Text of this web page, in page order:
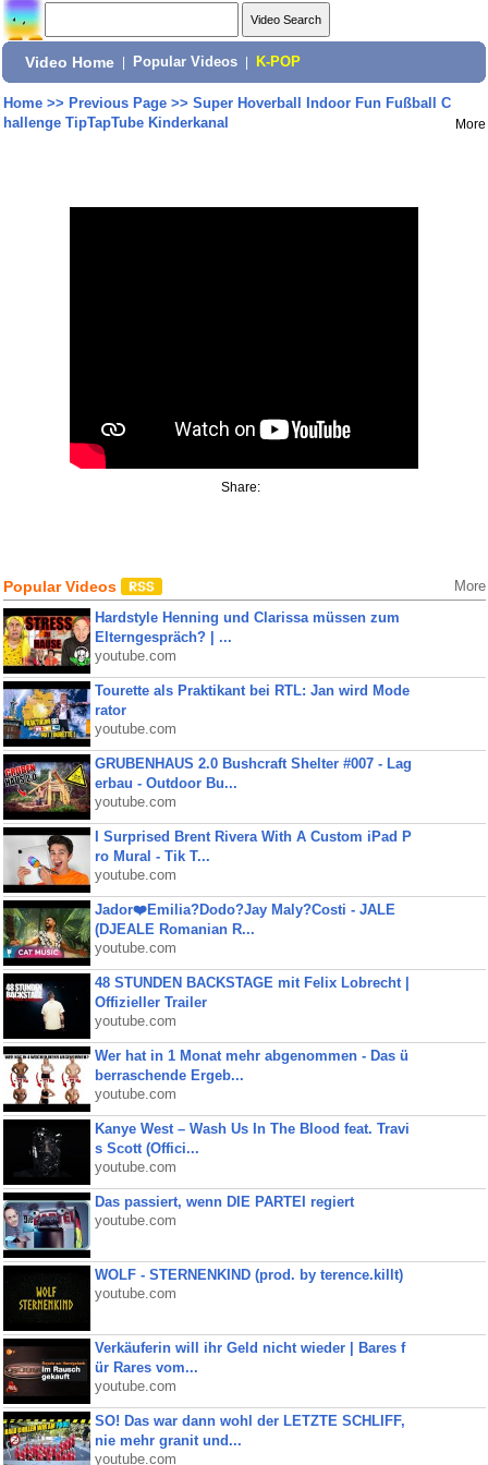
Video Home Popular Videos K-POP
Home>> Previous Page>> Super Hoverball Indoor Fun Fußball C
hallenge TipTapTube Kinderkanal
More
Share:
Popular Videos More
Hardstyle Henning und Clarissa müssen zum
Elterngespräch? | ...
youtube.com
Tourette als Praktikant bei RTL: Jan wird Mode
rator
youtube.com
GRUBENHAUS 2.0 Bushcraft Shelter #007 - Lag
erbau - Outdoor Bu...
youtube.com
I Surprised Brent Rivera With A Custom iPad P
ro Mural - Tik T...
youtube.com
Jador❤️Emilia?Dodo?Jay Maly?Costi - JALE
(DJEALE Romanian R...
youtube.com
48 STUNDEN BACKSTAGE mit Felix Lobrecht |
Offizieller Trailer
youtube.com
Wer hat in 1 Monat mehr abgenommen - Das ü
berraschende Ergeb...
youtube.com
Kanye West – Wash Us In The Blood feat. Travi
s Scott (Offici...
youtube.com
Das passiert, wenn DIE PARTEI regiert
youtube.com
WOLF - STERNENKIND (prod. by terence.killt)
youtube.com
Verkäuferin will ihr Geld nicht wieder | Bares f
ür Rares vom...
youtube.com
SO! Das war dann wohl der LETZTE SCHLIFF,
nie mehr granit und...
youtube.com